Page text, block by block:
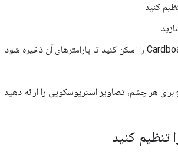
کنید
هر چشم، تصاویر استریوسکوپی را ارائه دهید
کنید